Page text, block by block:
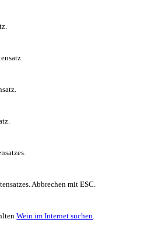
Abbrechen mit ESC.
Wein im Internet suchen